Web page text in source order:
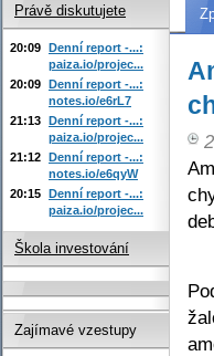
Právě diskutujete
20:09 Denní report -...:
paiza.io/projec...
20:09 Denní report -...:
notes.io/e6rL7
21:13 Denní report -...:
paiza.io/projec...
21:12 Denní report -...:
notes.io/e6qyW
20:15 Denní report -...:
paiza.io/projec...
Škola investování
Zajímavé vzestupy